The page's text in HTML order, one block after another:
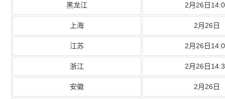
黑龙江 2月26日
上海 2月26日
江苏 2月26日
浙江 2月26日
安徽 2月26日